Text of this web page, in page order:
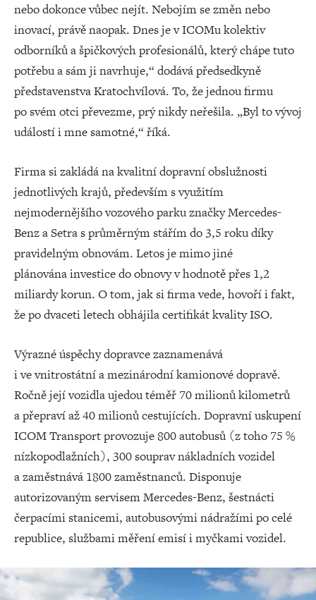
nebo dokonce vůbec nejít. Nebojím se změn nebo
inovací, právě naopak. Dnes je v ICOMu kolektiv
odborníků a špičkových profesionálů, který chápe tuto
potřebu a sám ji navrhuje,“ dodává předsedkyně
představenstva Kratochvílová. To, že jednou firmu
po svém otci převezme, prý nikdy neřešila. „Byl to vývoj
událostí i mne samotné,“ říká.
Firma si zakládá na kvalitní dopravní obslužnosti
jednotlivých krajů, především s využitím
nejmodernějšího vozového parku značky Mercedes-
Benz a Setra s průměrným stářím do 3,5 roku díky
pravidelným obnovám. Letos je mimo jiné
plánována investice do obnovy v hodnotě přes 1,2
miliardy korun. O tom, jak si firma vede, hovoří i fakt,
že po dvaceti letech obhájila certifikát kvality ISO.
Výrazné úspěchy dopravce zaznamenává
i ve vnitrostátní a mezinárodní kamionové dopravě.
Ročně její vozidla ujedou téměř 70 milionů kilometrů
a přepraví až 40 milionů cestujících. Dopravní uskupení
ICOM Transport provozuje 800 autobusů (z toho 75 %
nízkopodlažních), 300 souprav nákladních vozidel
a zaměstnává 1800 zaměstnanců. Disponuje
autorizovaným servisem Mercedes-Benz, šestnácti
čerpacími stanicemi, autobusovými nádražími po celé
republice, službami měření emisí i myčkami vozidel.